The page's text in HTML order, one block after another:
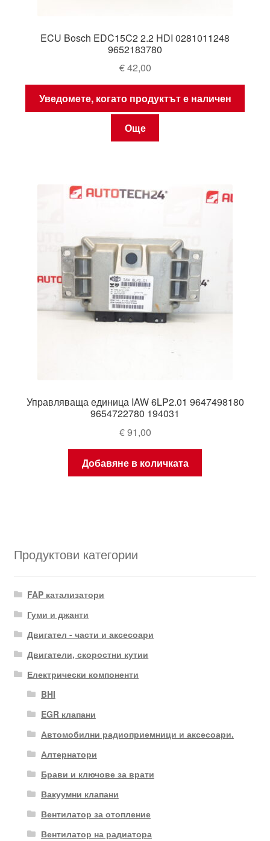
ECU Bosch EDC15C2 2.2 HDI 0281011248
9652183780
€42,00
Уведомете, когато продуктът е наличен
Още
Управляваща единица IAW 6LP2.01 9647498180
9654722780 194031
€91,00
Добавяне в количката
Продуктови категории
FAP катализатори
Гуми и джанти
Двигател - части и аксесоари
Двигатели, скоростни кутии
Електрически компоненти
BHI
EGR клапани
Автомобилни радиоприемници и аксесоари.
Алтернатори
Брави и ключове за врати
Вакуумни клапани
Вентилатор за отопление
Вентилатор на радиатора